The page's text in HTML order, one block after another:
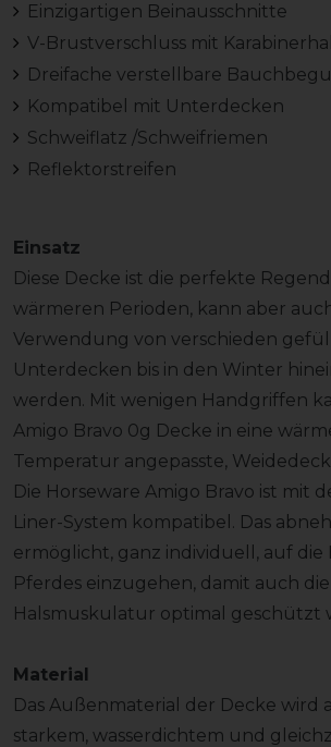
Einzigartigen Beinausschnitte
V-Brustverschluss mit
Dreifache verstellbare
Kompatibel mit Unterdecken
Schweiflatz /Schweifriemen
Reflektorstreifen
Einsatz
Diese Decke ist die perfekte
wärmeren Perioden, kann aber
Verwendung von verschieden
Unterdecken bis in den Winter
werden. Mit wenigen Handgriffen
Amigo Bravo 0g Decke in eine
Temperatur angepasste,
Die Horseware Amigo Bravo ist mit
Liner-System kompatibel. Das
ermöglicht, ganz individuell, auf die
Pferdes einzugehen, damit auch
Halsmuskulatur optimal geschützt
Material
Das Außenmaterial der Decke wird
starkem, wasserdichtem und